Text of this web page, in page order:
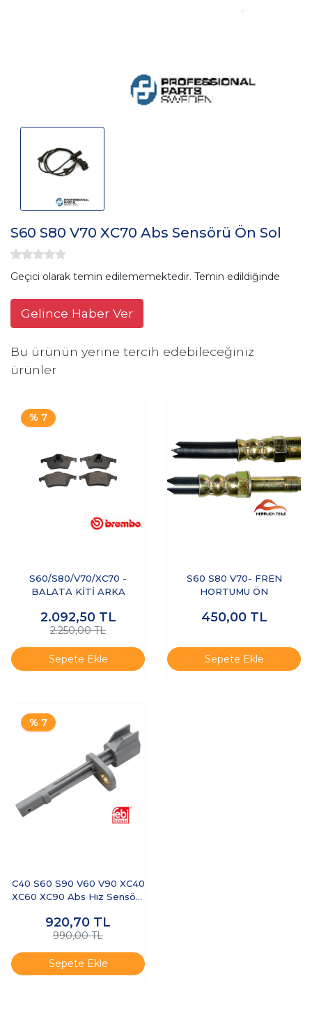
S60 S80 V70 XC70 Abs Sensörü Ön Sol
Geçici olarak temin edilememektedir. Temin edildiğinde
Gelince Haber Ver
Bu ürünün yerine tercih edebileceğiniz
ürünler
% 7
S60/S80/V70/XC70 -
BALATA KİTİ ARKA
2.092,50 TL
2.250,00 TL
Sepete Ekle
S60 S80 V70- FREN
HORTUMU ÖN
450,00 TL
Sepete Ekle
% 7
C40 S60 S90 V60 V90 XC40
XC60 XC90 Abs Hız Sensörü
920,70 TL
990,00 TL
Sepete Ekle